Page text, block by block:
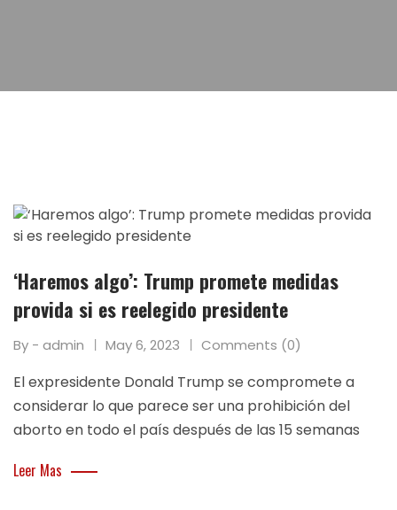
‘Haremos algo’: Trump promete medidas
provida si es reelegido presidente
By - admin May 6, 2023 Comments (0)
El expresidente Donald Trump se compromete a
considerar lo que parece ser una prohibición del
aborto en todo el país después de las 15 semanas
Leer Mas